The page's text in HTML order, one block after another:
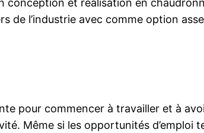
l’industrie avec comme option
pour commencer à travailler et à
Même si les opportunités d’emploi